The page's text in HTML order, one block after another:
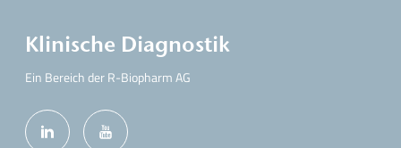
Klinische Diagnostik
Ein Bereich der R-Biopharm AG